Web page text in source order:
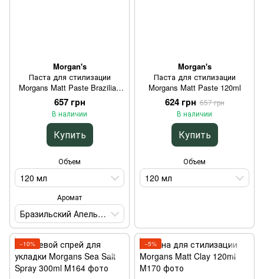
Morgan's
Паста для стилизации
Morgans Matt Paste Brazilian
Orange Fragrance 120ml
657 грн
В наличии
Купить
Объем
120 мл
Аромат
Бразильский Апельсин
Morgan's
Паста для стилизации
Morgans Matt Paste 120ml
624 грн 657 грн
В наличии
Купить
Объем
120 мл
−10% −5%